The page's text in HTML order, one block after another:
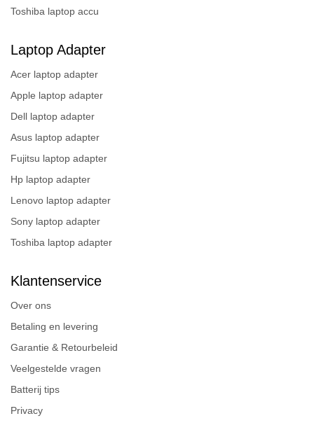
Toshiba laptop accu
Laptop Adapter
Acer laptop adapter
Apple laptop adapter
Dell laptop adapter
Asus laptop adapter
Fujitsu laptop adapter
Hp laptop adapter
Lenovo laptop adapter
Sony laptop adapter
Toshiba laptop adapter
Klantenservice
Over ons
Betaling en levering
Garantie & Retourbeleid
Veelgestelde vragen
Batterij tips
Privacy